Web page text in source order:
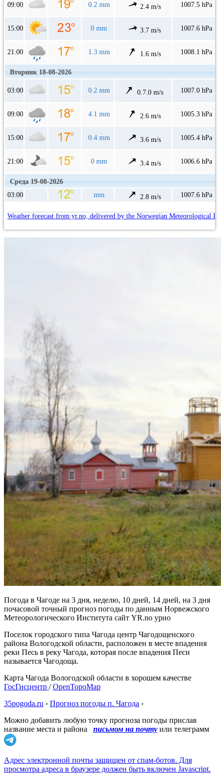
09:00 0.2 mm 2.4 m/s 1007.5 hPa
15:00 0 mm 3.7 m/s 1007.6 hPa
21:00 1.3 mm 1.6 m/s 1008.1 hPa
Вторник 18-08-2026
03:00 0.2 mm 0.7.0 m/s 1007.0 hPa
09:00 4.1 mm 2.6 m/s 1005.3 hPa
15:00 0.4 mm 3.6 m/s 1005.4 hPa
21:00 0 mm 3.4 m/s 1006.6 hPa
Среда 19-08-2026
03:00
mm 2.8 m/s 1007.6 hPa
Weather forecast from yr.no, delivered by the Norwegian Meteorological
Погода в Чагоде на 3 дня, неделю, 10 дней, 14 дней, на 3 дня
почасовой точный прогноз погоды по данным Норвежского
Метеорологического Института сайт YR.no урно
Поселок городского типа Чагода центр Чагодощенского
района Вологодской области, расположен в месте впадения
реки Песь в реку Чагода, которая после впадения Песи
называется Чагодоща.
Карта Чагода Вологодской области в хорошем качестве
ГосГисцентр /OpenTopoMap
35pogoda.ru › Прогноз погоды п. Чагода ›
Можно добавить любую точку прогноза погоды прислав
название места и района
письмом на почту или телеграмм
Адрес электронной почты защищен от спам-ботов. Для
просмотра адреса в браузере должен быть включен Javascript.